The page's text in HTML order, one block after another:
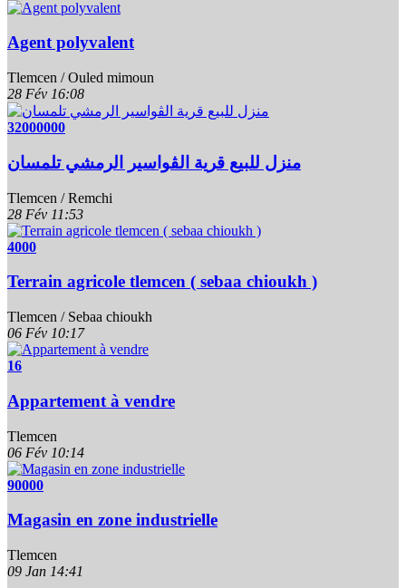
Agent polyvalent
Tlemcen / Ouled mimoun
28 Fév 16:08
32000000
منزل للبيع قرية الڨواسير الرمشي تلمسان
Tlemcen / Remchi
28 Fév 11:53
4000
Terrain agricole tlemcen ( sebaa chioukh )
Tlemcen / Sebaa chioukh
06 Fév 10:17
16
Appartement à vendre
Tlemcen
06 Fév 10:14
90000
Magasin en zone industrielle
Tlemcen
09 Jan 14:41